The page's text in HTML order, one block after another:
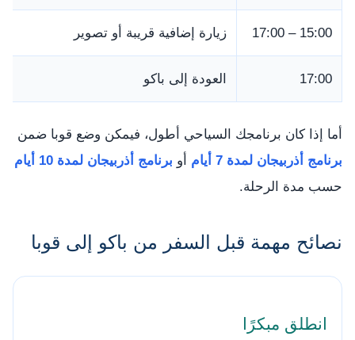
15:00 – 17:00 زيارة إضافية قريبة أو تصوير
17:00 العودة إلى باكو
أما إذا كان برنامجك السياحي أطول، فيمكن وضع قوبا ضمن
برنامج أذربيجان لمدة 7 أيام
أو برنامج أذربيجان لمدة 10 أيام
حسب مدة الرحلة.
نصائح مهمة قبل السفر من باكو إلى قوبا
انطلق مبكرًا